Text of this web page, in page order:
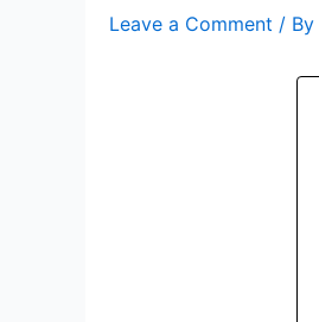
Leave a Comment / By